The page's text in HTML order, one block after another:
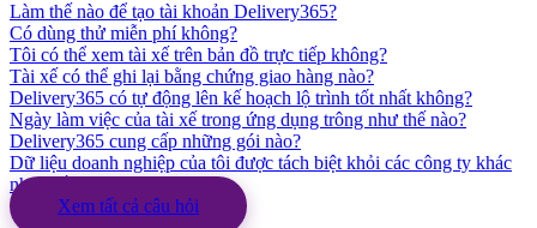
Làm thế nào để tạo tài khoản Delivery365?
Có dùng thử miễn phí không?
Tôi có thể xem tài xế trên bản đồ trực tiếp không?
Tài xế có thể ghi lại bằng chứng giao hàng nào?
Delivery365 có tự động lên kế hoạch lộ trình tốt nhất không?
Ngày làm việc của tài xế trong ứng dụng trông như thế nào?
Delivery365 cung cấp những gói nào?
Dữ liệu doanh nghiệp của tôi được tách biệt khỏi các công ty khác
như thế nào?
Xem tất cả câu hỏi